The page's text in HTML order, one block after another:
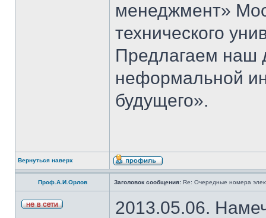
менеджмент»
технического
Предлагаем наш
неформальной
будущего».
Вернуться наверх
Проф.А.И.Орлов Заголовок сообщения: Re: Очередные номера
2013.05.06.